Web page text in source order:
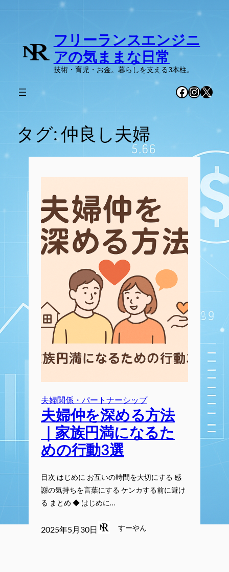
フリーランスエンジニ
アの気ままな日常
技術・育児・お金。暮らしを支える3本柱。
Facebook
X
タグ:仲良し夫婦
夫婦関係・パートナーシップ
夫婦仲を深める方法
｜家族円満になるた
めの行動3選
目次 はじめに お互いの時間を大切にする 感
謝の気持ちを言葉にする ケンカする前に避け
る まとめ ◆ はじめに…
2025年5月30日 すーやん